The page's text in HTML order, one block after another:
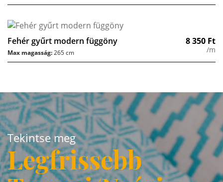
Fehér gyűrt modern függöny 8 350 Ft
/m
Max magasság:265 cm
Tekintse meg
Legfrissebb